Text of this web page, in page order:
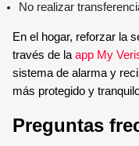
No realizar
En el hogar, reforzar la
través de laapp My
sistema de alarma y
más protegido y
Preguntas